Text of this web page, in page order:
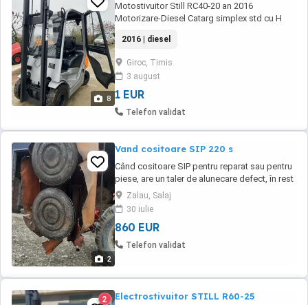
8
Motostivuitor Still RC40-20 an 2016
Motorizare-Diesel Catarg simplex std cu H
cabina cu sistem incalzire Anvelope noi
Echipamentele vin insotite cu documentatia
necesara punerii in functiune si autorizarii
ISCIR. Pt mai multe detalii va rugam sa ne
contactati ...
2016 | diesel
Giroc, Timis
3 august
1 EUR
Telefon validat
2
Vand cositoare SIP 220 s
Când cositoare SIP pentru reparat sau pentru
piese, are un taler de alunecare defect, în rest
este funcțională. Mai multe detalii la telefon
Zalau, Salaj
30 iulie
860 EUR
Telefon validat
2 Electrostivuitor STILL R60-25